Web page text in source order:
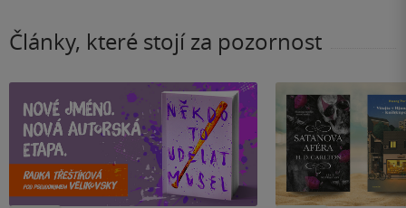
Články, které stojí za pozornost